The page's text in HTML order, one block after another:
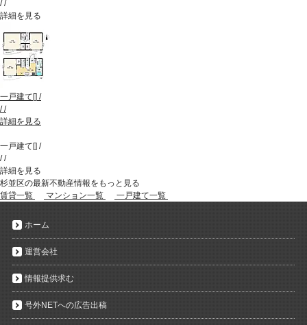
//
詳細を見る
一戸建て [] /
//
詳細を見る
一戸建て [] /
//
詳細を見る
杉並区の最新不動産情報をもっと見る
賃貸一覧
マンション一覧 一戸建て一覧
ホーム
運営会社
情報提供求む
号外NETへの広告出稿